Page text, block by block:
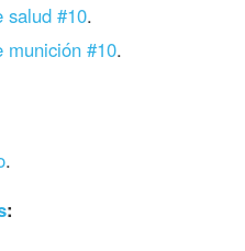
salud #10.
munición #10.
.
: